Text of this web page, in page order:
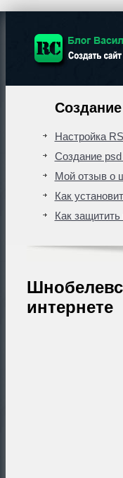
Настройка
Создание
Мой отзыв о
Как
Как
интернете